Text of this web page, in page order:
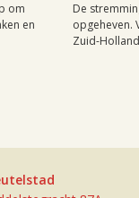
om
en
De
opgeheven.
Zuid-